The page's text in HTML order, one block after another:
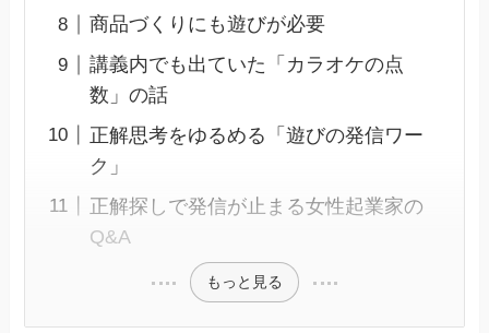
商品づくりにも遊びが必要
講義内でも出ていた「カラオケの点
数」の話
正解思考をゆるめる「遊びの発信ワー
ク」
正解探しで発信が止まる女性起業家の
Q&A
もっと見る